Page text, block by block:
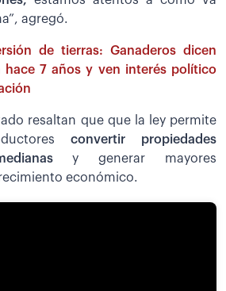
agregó.
de tierras: Ganaderos dicen
hace 7 años y ven interés político
resaltan que que la ley permite
convertir propiedades
y generar mayores
económico.